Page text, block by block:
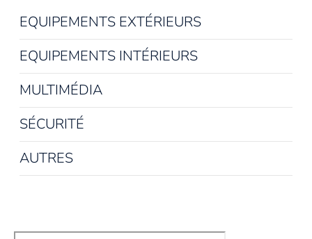
EQUIPEMENTS EXTÉRIEURS
EQUIPEMENTS INTÉRIEURS
MULTIMÉDIA
SÉCURITÉ
AUTRES